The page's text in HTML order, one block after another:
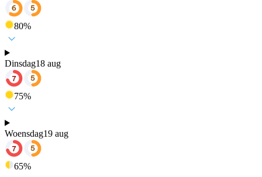
80%
Dinsdag18 aug
75%
Woensdag19 aug
65%